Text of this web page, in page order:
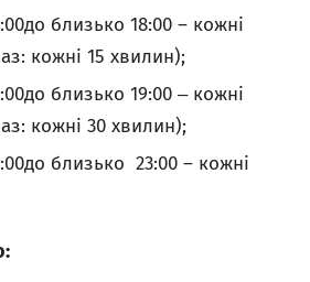
близько 18:00 – кожні
кожні 15 хвилин);
близько 19:00 ‒ кожні
кожні 30 хвилин);
близько 23:00 – кожні